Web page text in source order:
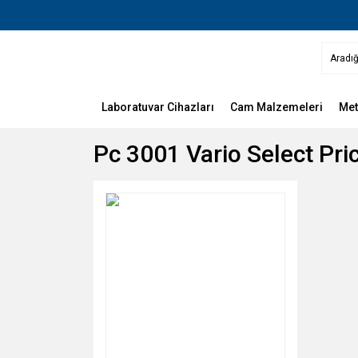
Laboratuvar Cihazları Cam Malzemeleri
Pc 3001 Vario Select